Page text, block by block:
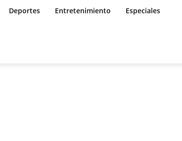
Deportes Entretenimiento Especiales